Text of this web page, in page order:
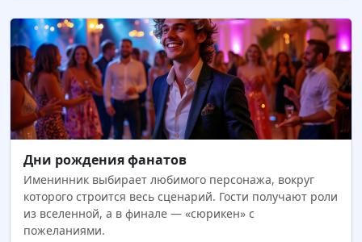
Дни рождения фанатов
Именинник выбирает любимого персонажа, вокруг
которого строится весь сценарий. Гости получают роли
из вселенной, а в финале — «сюрикен» с
пожеланиями.